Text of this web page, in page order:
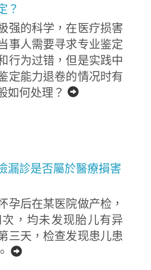
？
强的科学，在医疗损害
事人需要寻求专业鉴定
行为过错，但是实践中
定能力退卷的情况时有
如何处理？
漏診是否屬於醫療損害
孕后在某医院做产检，
，均未发现胎儿有异
三天，检查发现患儿患